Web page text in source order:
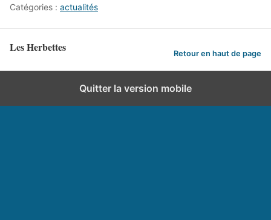
Catégories : actualités
Les Herbettes Retour en haut de page
Quitter la version mobile